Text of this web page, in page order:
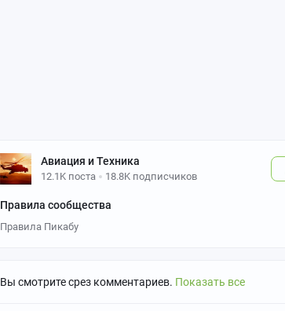
Авиация и Техника
12.1K поста 18.8K подписчиков
Правила сообщества
Правила Пикабу
Вы смотрите срез комментариев. Показать все